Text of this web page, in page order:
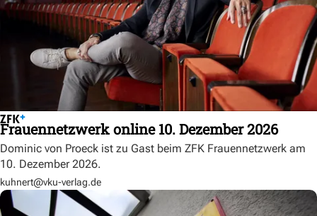
Frauennetzwerk online 10. Dezember 2026
Dominic von Proeck ist zu Gast beim ZFK Frauennetzwerk am
10. Dezember 2026.
kuhnert@vku-verlag.de